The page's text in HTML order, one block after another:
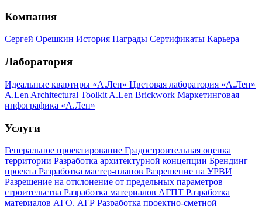
Компания
Сергей Орешкин История Награды Сертификаты Карьера
Лаборатория
Идеальные квартиры «А.Лен» Цветовая лаборатория «А.Лен»
A.Len Architectural Toolkit A.Len Brickwork Маркетинговая
инфографика «А.Лен»
Услуги
Генеральное проектирование Градостроительная оценка
территории Разработка архитектурной концепции Брендинг
проекта Разработка мастер-планов Разрешение на УРВИ
Разрешение на отклонение от предельных параметров
строительства Разработка материалов АГПТ Разработка
материалов АГО, АГР Разработка проектно-сметной